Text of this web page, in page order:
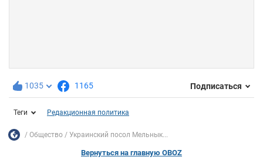
1035 1165 Подписаться
Теги Редакционная политика
Общество Украинский посол Мельнык...
Вернуться на главную OBOZ